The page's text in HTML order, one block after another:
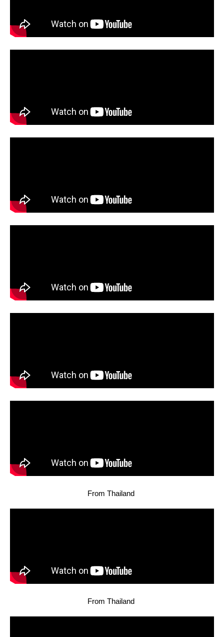
From Thailand
From Thailand